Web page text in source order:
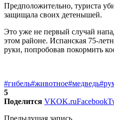
Предположительно, туриста
защищала своих детенышей.
Это уже не первый случай
этом районе. Испанская 75-
руки, попробовав покормить
#гибель#животное#медведь
5
Поделится VKOK.ruFacebook
Предыдущая запись